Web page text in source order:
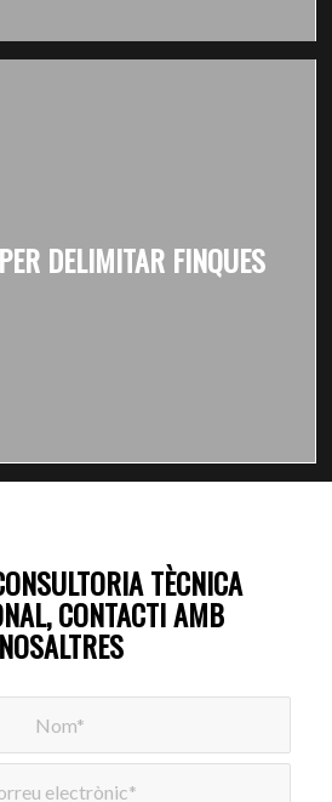
DELIMITAR FINQUES
TÈCNICA
CONTACTI AMB
NOSALTRES